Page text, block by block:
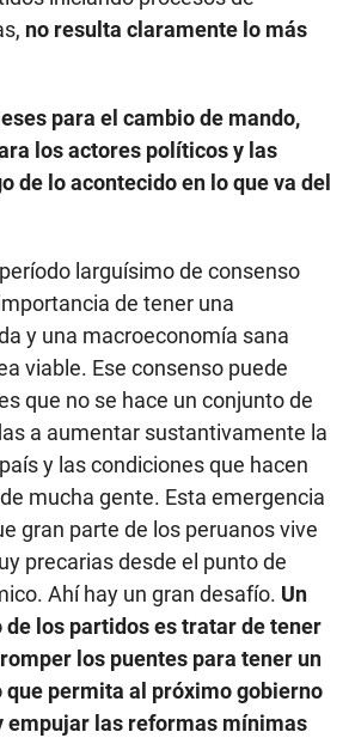
no resulta claramente lo más
para el cambio de mando,
los actores políticos y las
de lo acontecido en lo que va del
larguísimo de consenso
de tener una
y una macroeconomía sana
viable. Ese consenso puede
que no se hace un conjunto de
a aumentar sustantivamente la
y las condiciones que hacen
mucha gente. Esta emergencia
gran parte de los peruanos vive
precarias desde el punto de
Ahí hay un gran desafío. Un
los partidos es tratar de tener
los puentes para tener un
que permita al próximo gobierno
empujar las reformas mínimas